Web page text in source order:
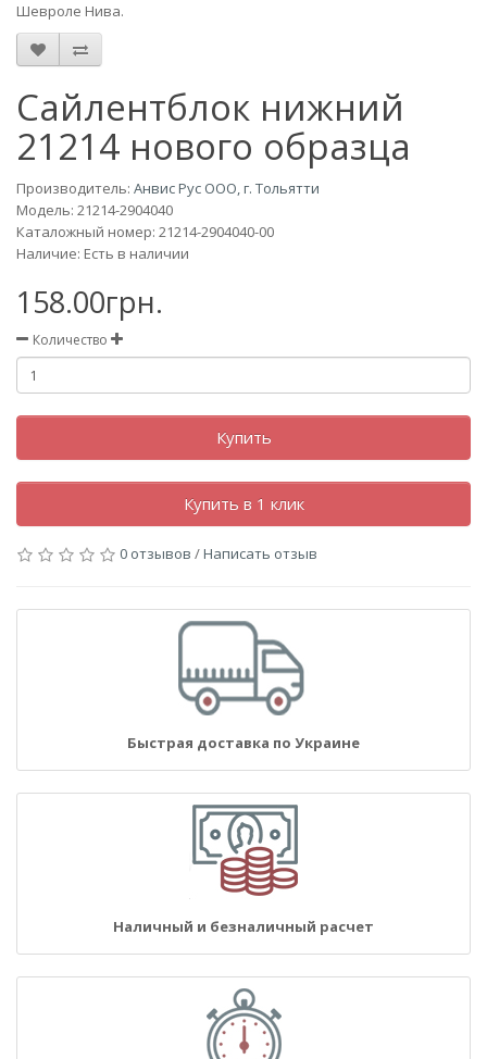
Шевроле Нива.
Сайлентблок нижний
21214 нового образца
Производитель: Анвис Рус ООО, г. Тольятти
Модель: 21214-2904040
Каталожный номер: 21214-2904040-00
Наличие: Есть в наличии
158.00грн.
Количество
Купить
Купить в 1 клик
0 отзывов /Написать отзыв
Быстрая доставка по Украине
Наличный и безналичный расчет